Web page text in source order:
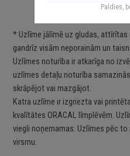
* Uzlīme jālīmē uz gludas,
gandrīz visām neporainām un
Uzlīmes noturība ir atkarīga no
uzlīmes detaļu noturība
skrāpējot vai mazgājot.
Katra uzlīme ir izgriezta vai
kvalītātes ORACAL līmplēvēm.
viegli noņemamas. Uzlīmes pēc
virsmu.
Paldies,